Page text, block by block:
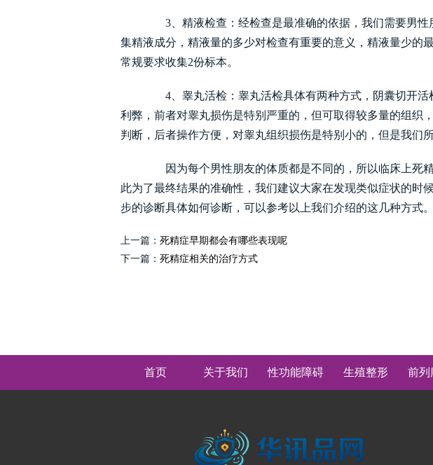
3、精液检查：经检查是最准确的依据，我们需要男性
集精液成分，精液量的多少对检查有重要的意义，精液量少的
常规要求收集2份标本。
4、睾丸活检：睾丸活检具体有两种方式，阴囊切开活
利弊，前者对睾丸损伤是特别严重的，但可取得较多量的组织
判断，后者操作方便，对睾丸组织损伤是特别小的，但是我们
因为每个男性朋友的体质都是不同的，所以临床上死精
此为了最终结果的准确性，我们建议大家在发现类似症状的时
步的诊断具体如何诊断，可以参考以上我们介绍的这几种方式。
上一篇： 死精症早期都会有哪些表现呢
下一篇： 死精症相关的治疗方式
首页 关于我们 性功能障碍 生殖整形 前列